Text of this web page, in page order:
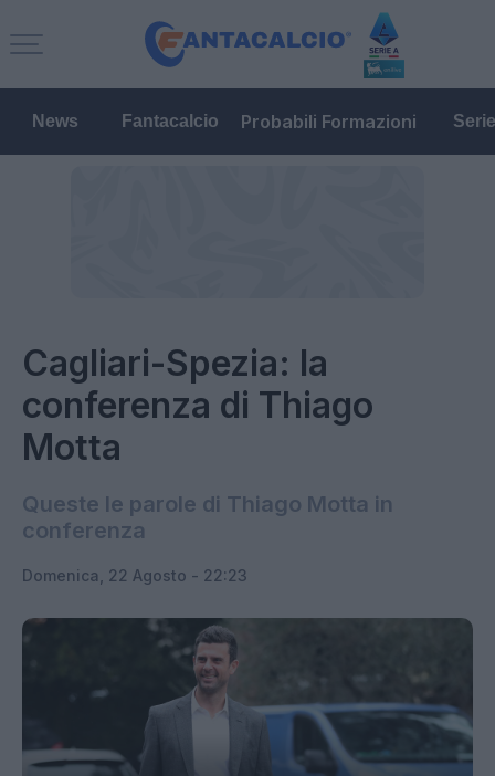
News Fantacalcio Probabili Formazioni
Cagliari-Spezia: la
conferenza di Thiago
Motta
Queste le parole di Thiago Motta in
conferenza
Domenica, 22 Agosto - 22:23